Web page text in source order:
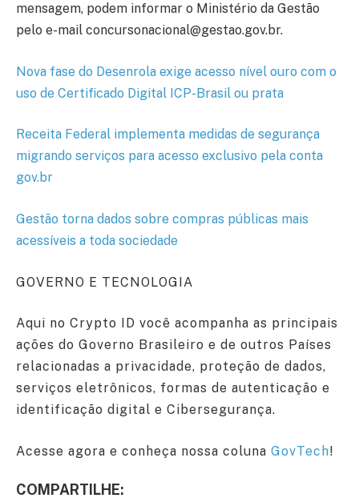
mensagem, podem informar o Ministério da Gestão
pelo e-mail concursonacional@gestao.gov.br.
Nova fase do Desenrola exige acesso nível ouro com o
uso de Certificado Digital ICP-Brasil ou prata
Receita Federal implementa medidas de segurança
migrando serviços para acesso exclusivo pela conta
gov.br
Gestão torna dados sobre compras públicas mais
acessíveis a toda sociedade
GOVERNO E TECNOLOGIA
Aqui no Crypto ID você acompanha as principais
ações do Governo Brasileiro e de outros Países
relacionadas a privacidade, proteção de dados,
serviços eletrônicos, formas de autenticação e
identificação digital e Cibersegurança.
Acesse agora e conheça nossa coluna GovTech!
COMPARTILHE: